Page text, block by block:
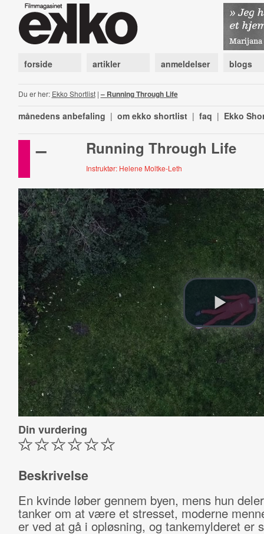
forside artikler anmeldelser blogs
Du er her: Ekko Shortlist| – Running Through Life
månedens anbefaling | om ekko shortlist | faq | Ekko
– Running Through Life
Instruktør: Helene Moltke-Leth
Din vurdering
Beskrivelse
En kvinde løber gennem byen, mens hun
tanker om at være et stresset, moderne
er ved at gå i opløsning, og tankemylderet er